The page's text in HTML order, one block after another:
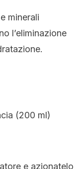
minerali
l’eliminazione
(200 ml)
e azionatelo